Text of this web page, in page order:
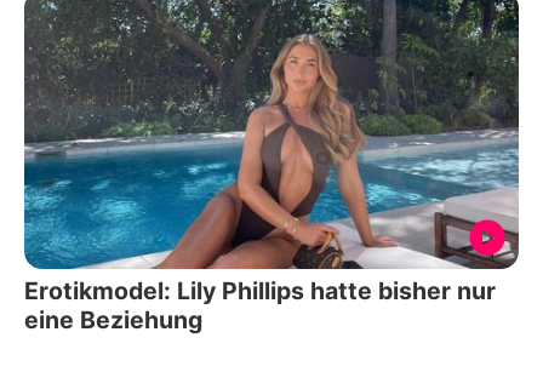
Erotikmodel: Lily Phillips hatte bisher nur
eine Beziehung